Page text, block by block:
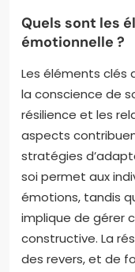
Quels sont les
émotionnelle ?
Les éléments clés
la conscience de
résilience et les
aspects
stratégies
soi permet aux
émotions, tandis
implique de gérer
constructive. La
des revers, et de